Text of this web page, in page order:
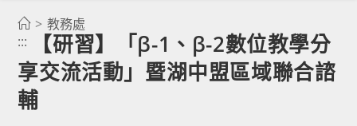
> 教務處
:::
【研習】「β-1、β-2數位教學分
享交流活動」暨湖中盟區域聯合諮
輔